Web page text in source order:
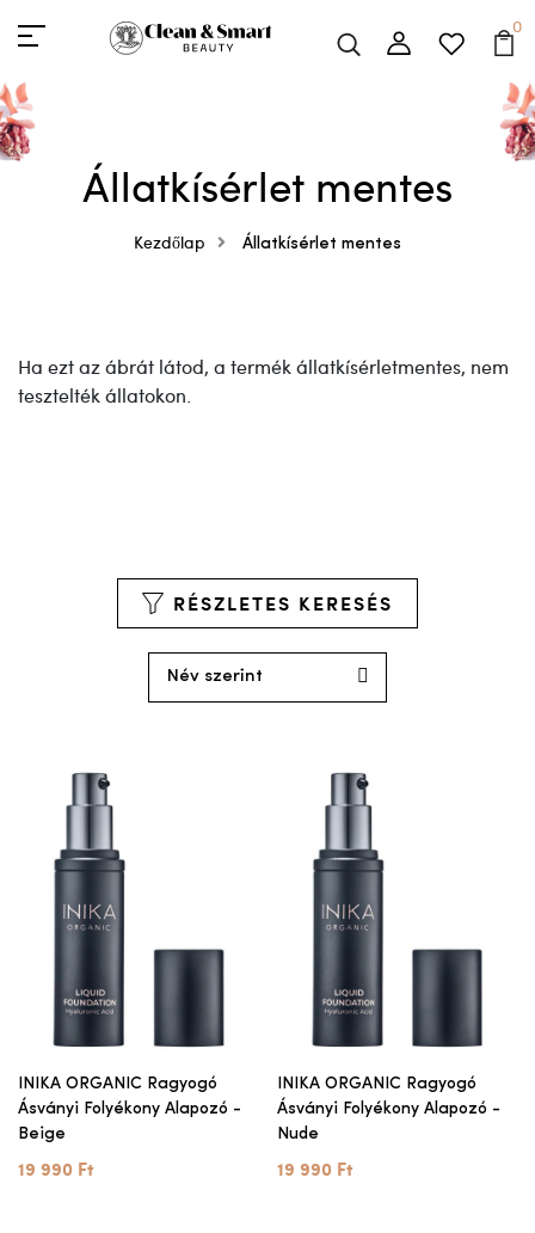
0
Állatkísérlet mentes
Kezdőlap Állatkísérlet mentes
Ha ezt az ábrát látod, a termék állatkísérletmentes, nem
tesztelték állatokon.
RÉSZLETES KERESÉS
INIKA ORGANIC Ragyogó
Ásványi Folyékony Alapozó -
Beige
19 990 Ft
INIKA ORGANIC Ragyogó
Ásványi Folyékony Alapozó -
Nude
19 990 Ft